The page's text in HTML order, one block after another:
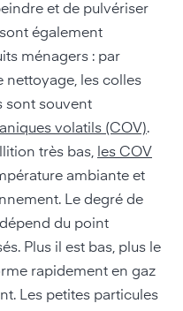
et de pulvériser
également
ménagers : par
nettoyage, les colles
sont souvent
volatils (COV).
très bas, les COV
ambiante et
Le degré de
du point
Plus il est bas, plus le
rapidement en gaz
Les petites particules